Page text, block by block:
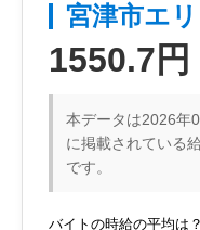
宮津市エ
1550.7円
本データは2026年
に掲載されている
です。
バイトの時給の平均は